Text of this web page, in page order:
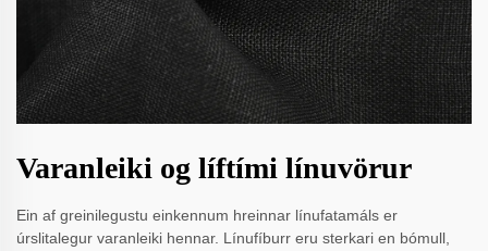
Varanleiki og líftími línuvörur
Ein af greinilegustu einkennum hreinnar línufatamáls er
úrslitalegur varanleiki hennar. Línufíburr eru sterkari en bómull,